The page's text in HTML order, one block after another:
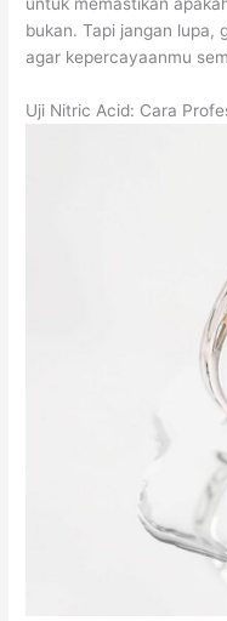
bukan. Tapi jangan lupa,
agar kepercayaanmu
Uji Nitric Acid: Cara